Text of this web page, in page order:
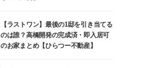
【ラストワン】最後の1邸を引き当てる
のは誰？高橋開発の完成済・即入居可
のお家まとめ【ひらつー不動産】